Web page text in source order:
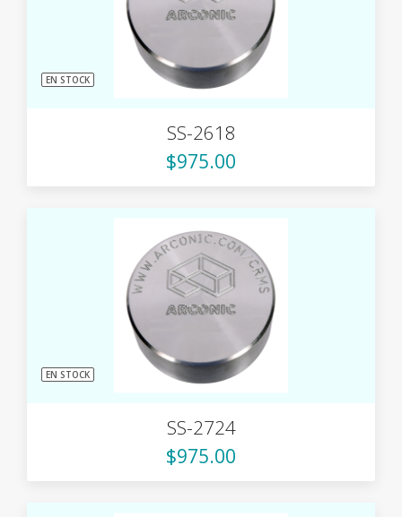
EN STOCK
SS-2618
$975.00
EN STOCK
SS-2724
$975.00